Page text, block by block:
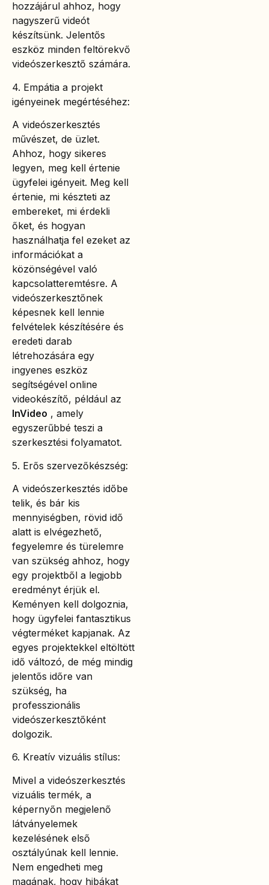
hozzájárul ahhoz, hogy
nagyszerű videót
készítsünk. Jelentős
eszköz minden feltörekvő
videószerkesztő számára.
4. Empátia a projekt
igényeinek megértéséhez:
A videószerkesztés
művészet, de üzlet.
Ahhoz, hogy sikeres
legyen, meg kell értenie
ügyfelei igényeit. Meg kell
értenie, mi készteti az
embereket, mi érdekli
őket, és hogyan
használhatja fel ezeket az
információkat a
közönségével való
kapcsolatteremtésre. A
videószerkesztőnek
képesnek kell lennie
felvételek készítésére és
eredeti darab
létrehozására egy
ingyenes eszköz
segítségével online
videokészítő, például az
InVideo , amely
egyszerűbbé teszi a
szerkesztési folyamatot.
5. Erős szervezőkészség:
A videószerkesztés időbe
telik, és bár kis
mennyiségben, rövid idő
alatt is elvégezhető,
fegyelemre és türelemre
van szükség ahhoz, hogy
egy projektből a legjobb
eredményt érjük el.
Keményen kell dolgoznia,
hogy ügyfelei fantasztikus
végterméket kapjanak. Az
egyes projektekkel eltöltött
idő változó, de még mindig
jelentős időre van
szükség, ha
professzionális
videószerkesztőként
dolgozik.
6. Kreatív vizuális stílus:
Mivel a videószerkesztés
vizuális termék, a
képernyőn megjelenő
látványelemek
kezelésének első
osztályúnak kell lennie.
Nem engedheti meg
magának, hogy hibákat